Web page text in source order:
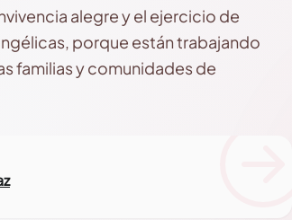
alegre y el ejercicio de
porque están trabajando
familias y comunidades de